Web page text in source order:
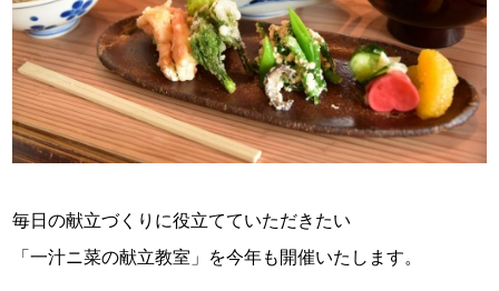
お問い合わせ
毎日の献立づくりに役立てていただきたい
「一汁ニ菜の献立教室」を今年も開催いたします。